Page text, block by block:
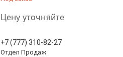
Цену уточняйте
+7 (777) 310-82-27
Отдел Продаж